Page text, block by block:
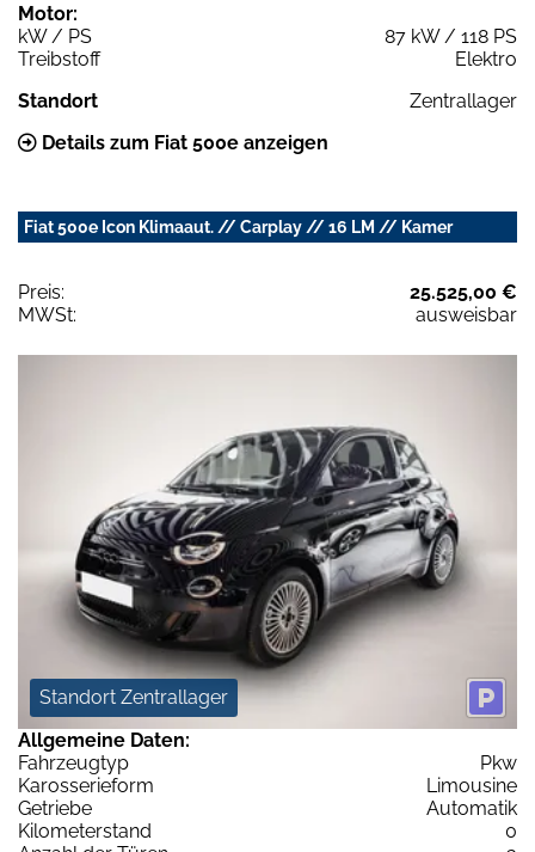
Motor:
kW / PS
87 kW / 118 PS
Treibstoff
Elektro
Standort
Zentrallager
Details zum Fiat 500e anzeigen
Fiat 500e Icon Klimaaut. // Carplay // 16 LM // Kamer
Preis:
25.525,00 €
MWSt:
ausweisbar
Standort Zentrallager
Allgemeine Daten:
Fahrzeugtyp
Pkw
Karosserieform
Limousine
Getriebe
Automatik
Kilometerstand
0